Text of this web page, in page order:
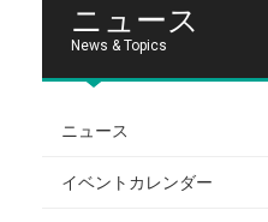
ニュース
News & Topics
ニュース
イベントカレンダー